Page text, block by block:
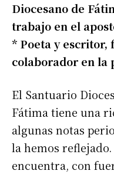
Diocesano de
trabajo en el
* Poeta y escritor,
colaborador en la
El Santuario
Fátima tiene una
algunas notas
la hemos reflejado.
encuentra, con